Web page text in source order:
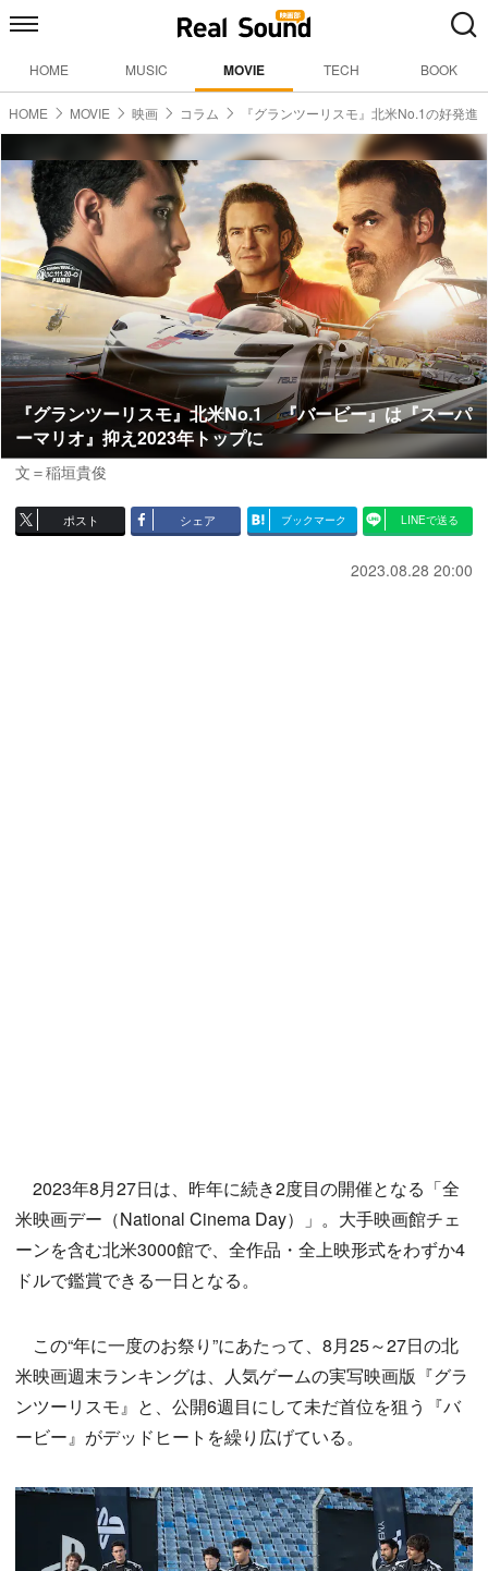
HOME MUSIC MOVIE TECH BOOK
HOME MOVIE 映画 コラム 『グランツーリスモ』北米No.1の好発進
『グランツーリスモ』北米No.1 『バービー』は『スーパ
ーマリオ』抑え2023年トップに
文＝稲垣貴俊
ポスト シェア ブックマーク LINEで送る
2023.08.28 20:00
2023年8月27日は、昨年に続き2度目の開催となる「全
米映画デー（National Cinema Day）」。大手映画館チェ
ーンを含む北米3000館で、全作品・全上映形式をわずか4
ドルで鑑賞できる一日となる。
この“年に一度のお祭り”にあたって、8月25～27日の北
米映画週末ランキングは、人気ゲームの実写映画版『グラ
ンツーリスモ』と、公開6週目にして未だ首位を狙う『バ
ービー』がデッドヒートを繰り広げている。